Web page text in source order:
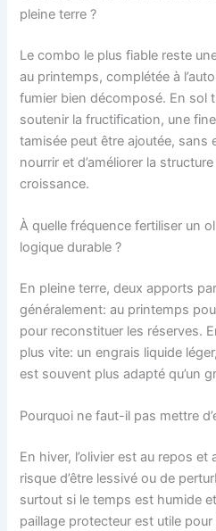
pleine terre ?
Le combo le plus fiable reste
au printemps, complétée à
fumier bien décomposé. En sol
soutenir la fructification, une
tamisée peut être ajoutée, sans
nourrir et d’améliorer la
croissance.
À quelle fréquence fertiliser un
logique durable ?
En pleine terre, deux apports
généralement: au printemps
pour reconstituer les réserves.
plus vite: un engrais liquide
est souvent plus adapté qu’un
Pourquoi ne faut-il pas mettre
En hiver, l’olivier est au repos et
risque d’être lessivé ou de
surtout si le temps est humide
paillage protecteur est utile